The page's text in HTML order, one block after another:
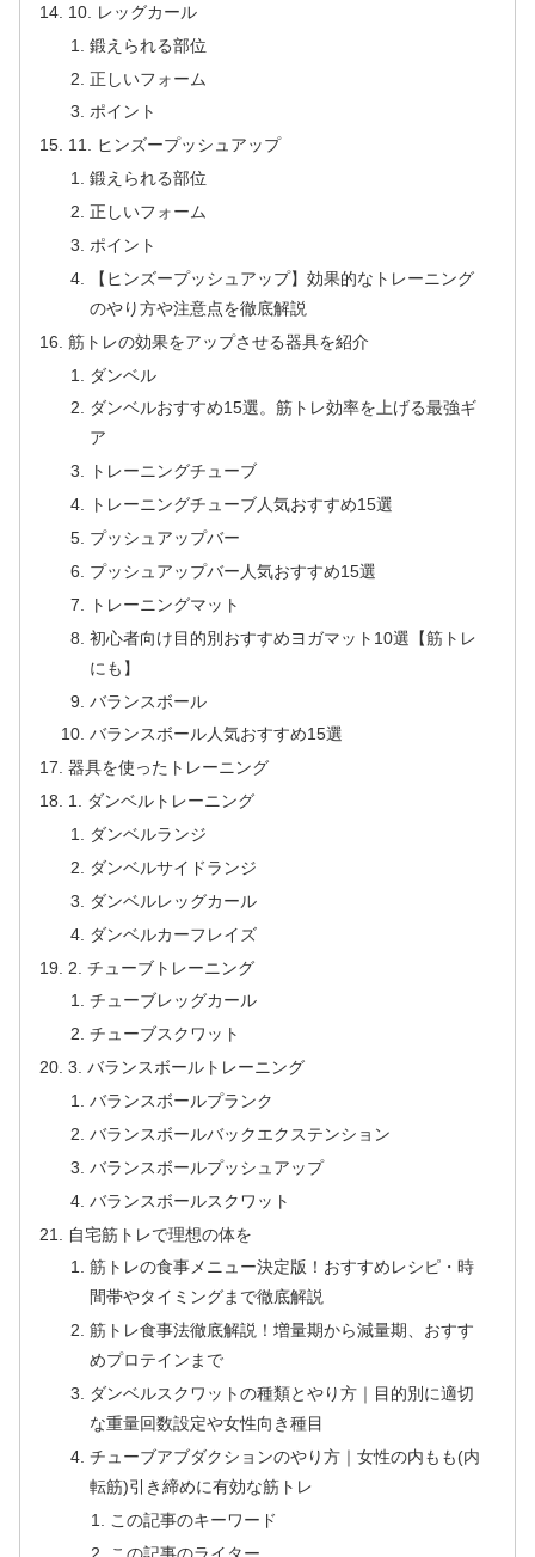
10. レッグカール
鍛えられる部位
正しいフォーム
ポイント
11. ヒンズープッシュアップ
鍛えられる部位
正しいフォーム
ポイント
【ヒンズープッシュアップ】効果的なトレーニング
のやり方や注意点を徹底解説
筋トレの効果をアップさせる器具を紹介
ダンベル
ダンベルおすすめ15選。筋トレ効率を上げる最強ギ
ア
トレーニングチューブ
トレーニングチューブ人気おすすめ15選
プッシュアップバー
プッシュアップバー人気おすすめ15選
トレーニングマット
初心者向け目的別おすすめヨガマット10選【筋トレ
にも】
バランスボール
バランスボール人気おすすめ15選
器具を使ったトレーニング
1. ダンベルトレーニング
ダンベルランジ
ダンベルサイドランジ
ダンベルレッグカール
ダンベルカーフレイズ
2. チューブトレーニング
チューブレッグカール
チューブスクワット
3. バランスボールトレーニング
バランスボールプランク
バランスボールバックエクステンション
バランスボールプッシュアップ
バランスボールスクワット
自宅筋トレで理想の体を
筋トレの食事メニュー決定版！おすすめレシピ・時
間帯やタイミングまで徹底解説
筋トレ食事法徹底解説！増量期から減量期、おすす
めプロテインまで
ダンベルスクワットの種類とやり方｜目的別に適切
な重量回数設定や女性向き種目
チューブアブダクションのやり方｜女性の内もも(内
転筋)引き締めに有効な筋トレ
この記事のキーワード